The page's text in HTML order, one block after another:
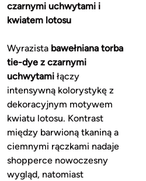
czarnymi uchwytami i
kwiatem lotosu
Wyrazista bawełniana torba
tie-dye z czarnymi
uchwytamiłączy
intensywną kolorystykę z
dekoracyjnym motywem
kwiatu lotosu. Kontrast
między barwioną tkaniną a
ciemnymi rączkami nadaje
shopperce nowoczesny
wygląd, natomiast